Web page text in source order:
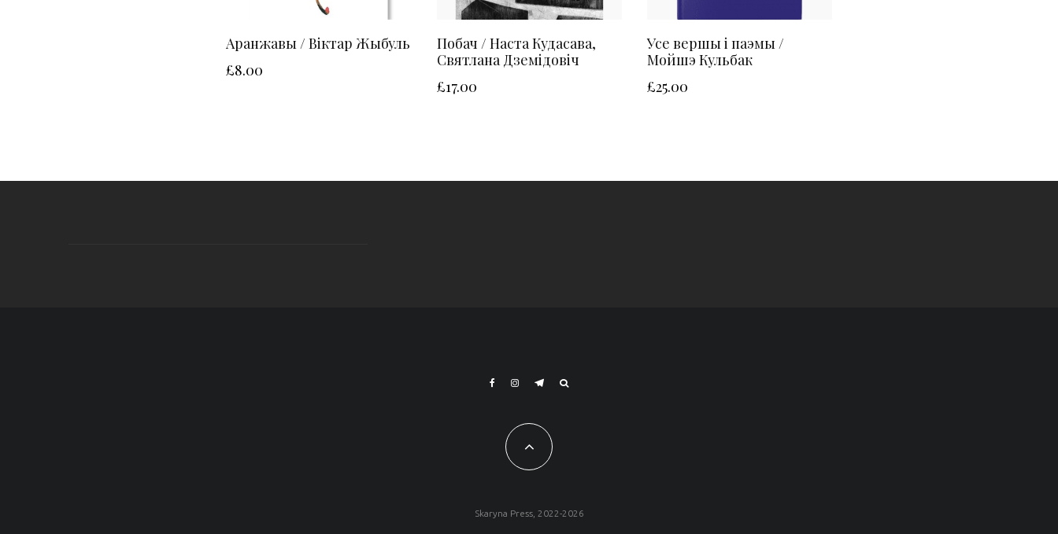
Аранжавы / Віктар Жыбуль
£8.00
Побач / Наста Кудасава,
Святлана Дземідовіч
£17.00
Усе вершы і паэмы /
Мойшэ Кульбак
£25.00
Skaryna Press, 2022-2026